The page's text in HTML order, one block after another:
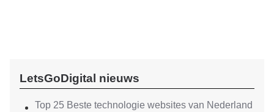
LetsGoDigital nieuws
Top 25 Beste technologie websites van Nederland